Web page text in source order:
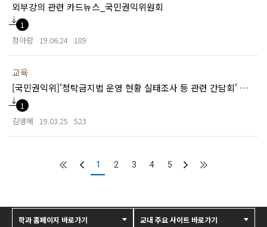
외부강의 관련 카드뉴스_국민권익위원회
1
정아람 19.06.24 189
교육
[국민권익위]'청탁금지법 운영 현황 실태조사 등 관련 간담회' 자료 공유
1
김영혜 19.03.25 523
1 2 3 4 5
학과 홈페이지 바로가기 교내 주요 사이트 바로가기